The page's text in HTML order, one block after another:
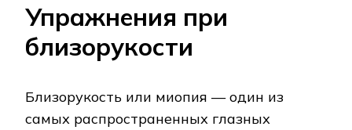
Упражнения при
близорукости
Близорукость или миопия — один из
самых распространенных глазных